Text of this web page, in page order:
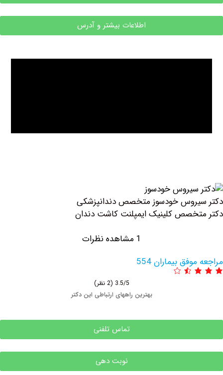
اطلاعات بیشتر و آدرس
خودسوز متخصص دندانپزشکی
کلینیک ايمپلنت كاشت دندان
بیماران 554
بهترین راههای ارتباطی این دکتر
تماس تلفنی
نوبت دهی